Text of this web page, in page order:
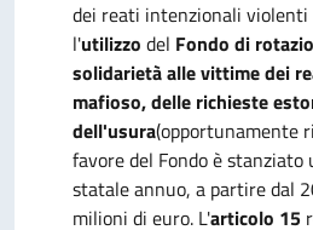
dei reati intenzionali violenti
l'utilizzo del Fondo di
solidarietà alle vittime dei
mafioso, delle richieste
dell'usura(opportunamente
favore del Fondo è
statale annuo, a partire dal
milioni di euro. L'articolo 15